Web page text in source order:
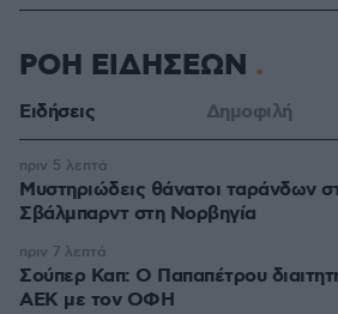
ΡΟΗ ΕΙΔΗΣΕΩΝ
Ειδήσεις Δημοφιλή
Μυστηριώδεις θάνατοι ταράνδων
Σβάλμπαρντ στη Νορβηγία
πριν 5 λεπτά
Σούπερ Καπ: Ο Παπαπέτρου
ΑΕΚ με τον ΟΦΗ
πριν 7 λεπτά